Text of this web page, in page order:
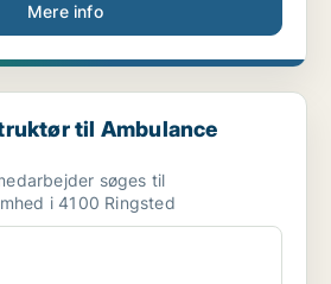
Mere info
Ambulance Sjælland
til Ambulance
søges til
i 4100 Ringsted